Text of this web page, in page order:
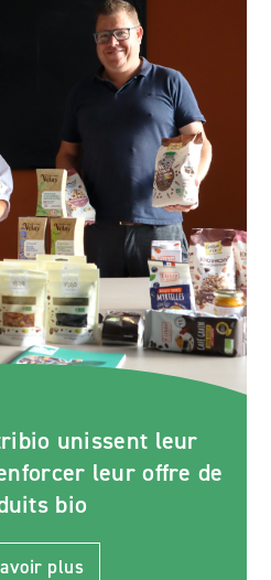
unissent leur
leur offre de
bio
plus